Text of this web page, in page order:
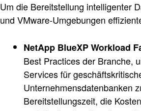
Um die Bereitstellung intelligenter
und VMware-Umgebungen
NetApp BlueXP Workload
Best Practices der Branche,
Services für
Unternehmensdatenbanken
Bereitstellungszeit, die